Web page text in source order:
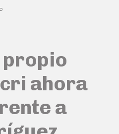
propio
ahora
a